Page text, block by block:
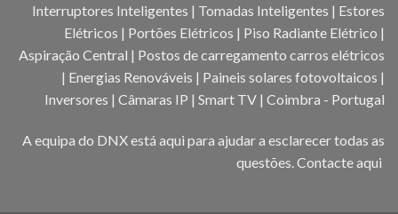
Interruptores Inteligentes | Tomadas Inteligentes | Estores
Elétricos | Portões Elétricos | Piso Radiante Elétrico |
Aspiração Central | Postos de carregamento carros elétricos
| Energias Renováveis | Paineis solares fotovoltaicos |
Inversores | Câmaras IP | Smart TV | Coimbra - Portugal
A equipa do DNX está aqui para ajudar a esclarecer todas as
questões. Contacte aqui